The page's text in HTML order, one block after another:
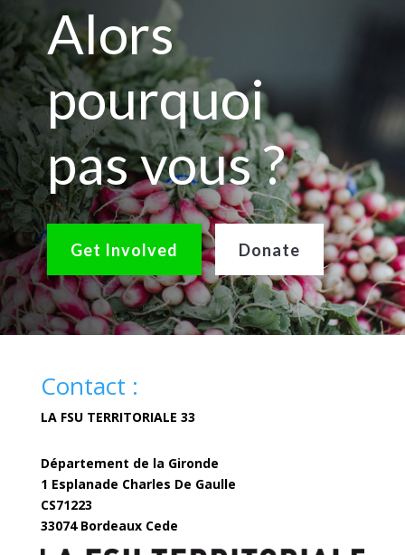
Alors
pourquoi
pas vous ?
Get Involved Donate
Contact :
LA FSU TERRITORIALE 33
Département de la Gironde
1 Esplanade Charles De Gaulle
CS71223
33074 Bordeaux Cede